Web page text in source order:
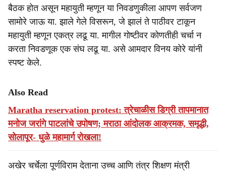
बैठक होत असून महायुती म्हणून या निवडणुकीला आपण सर्वजण
सामोरे जाऊ या. झाले गेले विसरून, जे झालं ते पाठीवर टाकून
महायुती म्हणून एकत्र लढू या. मागील गोष्टीवर कोणतीही चर्चा न
करता निवडणूक एक संघ लढू या. असे आमदार विनय कोरे यांनी
स्पष्ट केले.
Also Read
Maratha reservation protest: त्रेचाळीस डिग्री तापमानात
मनोज जरांगे पाटलांचे उपोषण; मराठा आंदोलक आक्रमक, समृद्धी,
सोलापूर- धुळे महामार्ग रोखला!
अखेर चर्चेला पूर्णविराम देताना उच्च आणि तंत्र शिक्षण मंत्री